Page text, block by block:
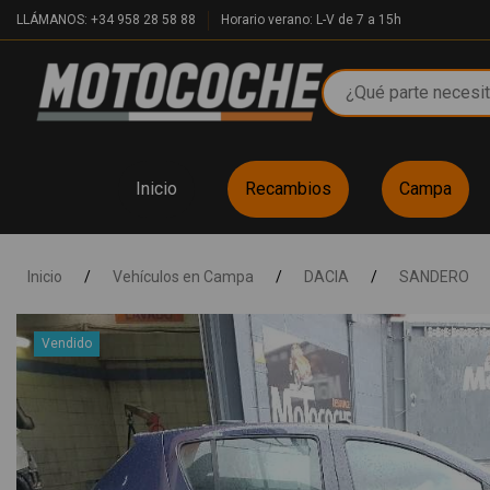
LLÁMANOS: +34 958 28 58 88 Horario verano: L-V de 7 a 15h
Inicio Recambios Campa
Inicio / Vehículos en Campa / DACIA / SANDERO
Vendido